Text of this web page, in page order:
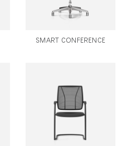
SMART CONFERENCE